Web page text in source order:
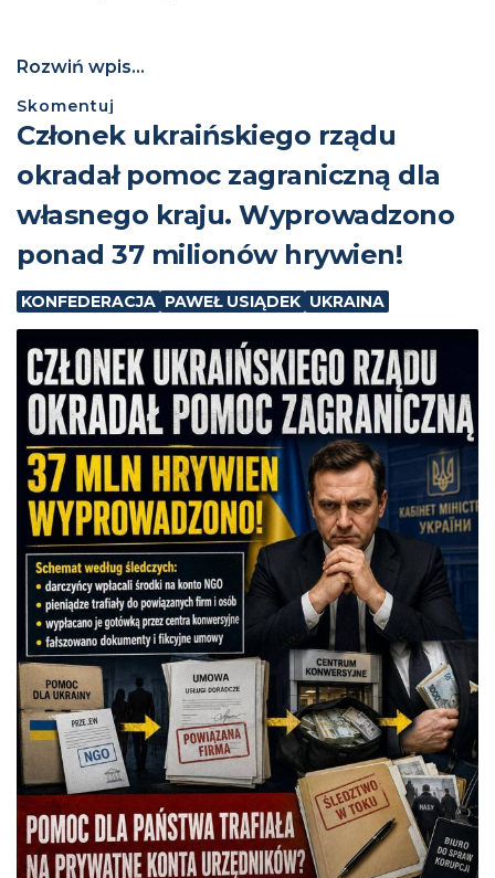
Rozwiń wpis...
Skomentuj
Członek ukraińskiego rządu
okradał pomoc zagraniczną dla
własnego kraju. Wyprowadzono
ponad 37 milionów hrywien!
KONFEDERACJA PAWEŁ USIĄDEK UKRAINA